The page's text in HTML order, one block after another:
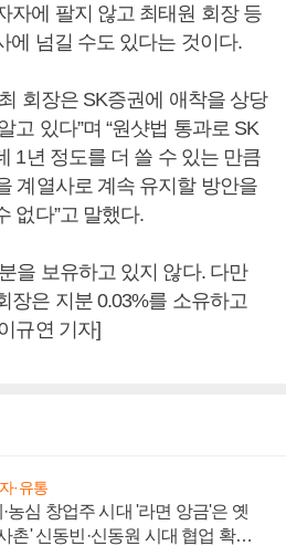
자에 팔지 않고 최태원 회장 등
에 넘길 수도 있다는 것이다.
회장은 SK증권에 애착을 상당
고 있다”며 “원샷법 통과로 SK
1년 정도를 더 쓸 수 있는 만큼
계열사로 계속 유지할 방안을
없다”고 말했다.
을 보유하고 있지 않다. 다만
장은 지분 0.03%를 소유하고
규연 기자]
·유통
농심 창업주 시대 '라면 앙금'은 옛
촌' 신동빈·신동원 시대 협업 확대